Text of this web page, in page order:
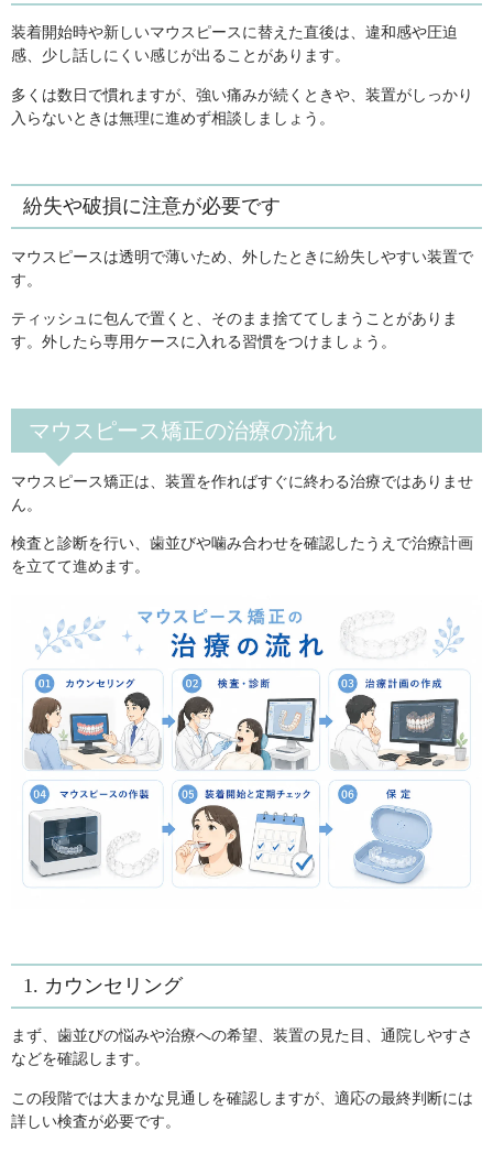
装着開始時や新しいマウスピースに替えた直後は、違和感や圧迫
感、少し話しにくい感じが出ることがあります。
多くは数日で慣れますが、強い痛みが続くときや、装置がしっかり
入らないときは無理に進めず相談しましょう。
紛失や破損に注意が必要です
マウスピースは透明で薄いため、外したときに紛失しやすい装置で
す。
ティッシュに包んで置くと、そのまま捨ててしまうことがありま
す。外したら専用ケースに入れる習慣をつけましょう。
マウスピース矯正の治療の流れ
マウスピース矯正は、装置を作ればすぐに終わる治療ではありませ
ん。
検査と診断を行い、歯並びや噛み合わせを確認したうえで治療計画
を立てて進めます。
1. カウンセリング
まず、歯並びの悩みや治療への希望、装置の見た目、通院しやすさ
などを確認します。
この段階では大まかな見通しを確認しますが、適応の最終判断には
詳しい検査が必要です。